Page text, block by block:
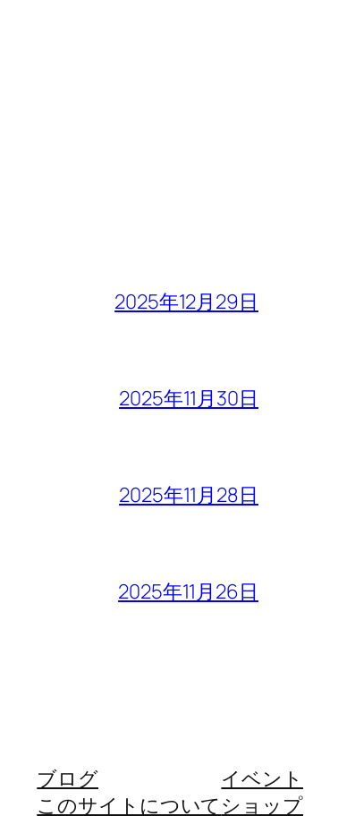
2025年12月29日
2025年11月30日
2025年11月28日
2025年11月26日
ブログ
このサイトについて
イベント
ショップ